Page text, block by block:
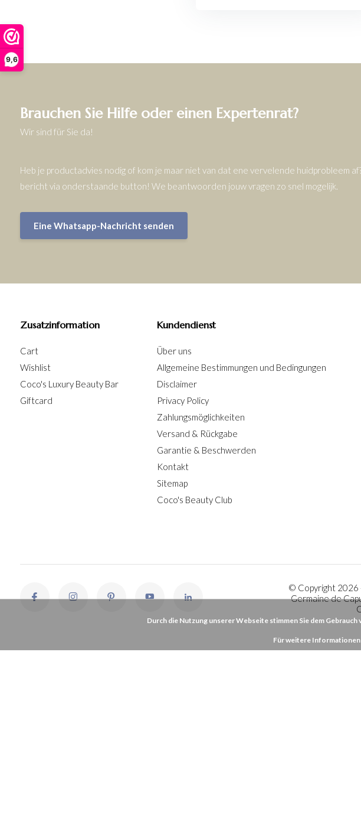
9,6
Brauchen Sie Hilfe oder einen Expertenrat?
Wir sind für Sie da!
Heb je productadvies nodig of kom je maar niet van dat ene vervelende huidprobleem
bericht via onderstaande button! We beantwoorden jouw vragen zo snel mogelijk.
Eine Whatsapp-Nachricht senden
Zusatzinformation
Cart
Wishlist
Coco's Luxury Beauty Bar
Giftcard
Kundendienst
Über uns
Allgemeine Bestimmungen und Bedingungen
Disclaimer
Privacy Policy
Zahlungsmöglichkeiten
Versand & Rückgabe
Garantie & Beschwerden
Kontakt
Sitemap
Coco's Beauty Club
© Copyright 2026
Germaine de
Durch die Nutzung unserer Webseite stimmen Sie dem
Für weitere